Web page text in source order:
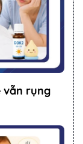
vẫn rụng